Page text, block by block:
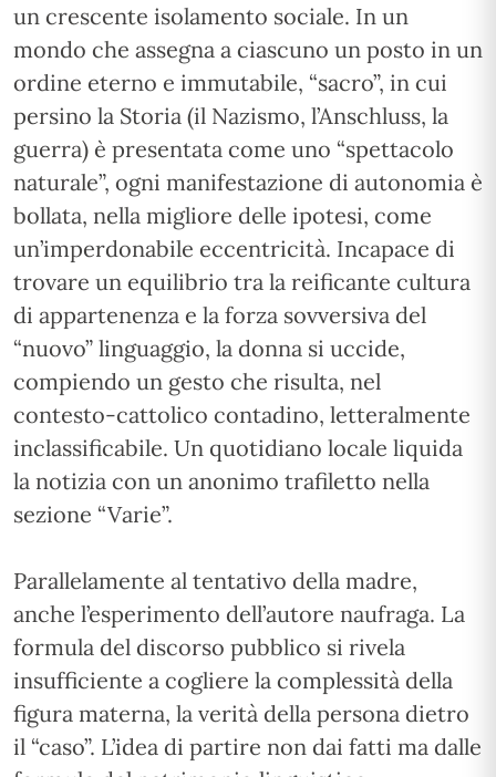
un crescente isolamento sociale. In un
mondo che assegna a ciascuno un posto in un
ordine eterno e immutabile, “sacro”, in cui
persino la Storia (il Nazismo, l’Anschluss, la
guerra) è presentata come uno “spettacolo
naturale”, ogni manifestazione di autonomia è
bollata, nella migliore delle ipotesi, come
un’imperdonabile eccentricità. Incapace di
trovare un equilibrio tra la reificante cultura
di appartenenza e la forza sovversiva del
“nuovo” linguaggio, la donna si uccide,
compiendo un gesto che risulta, nel
contesto-cattolico contadino, letteralmente
inclassificabile. Un quotidiano locale liquida
la notizia con un anonimo trafiletto nella
sezione “Varie”.
Parallelamente al tentativo della madre,
anche l’esperimento dell’autore naufraga. La
formula del discorso pubblico si rivela
insufficiente a cogliere la complessità della
figura materna, la verità della persona dietro
il “caso”. L’idea di partire non dai fatti ma dalle